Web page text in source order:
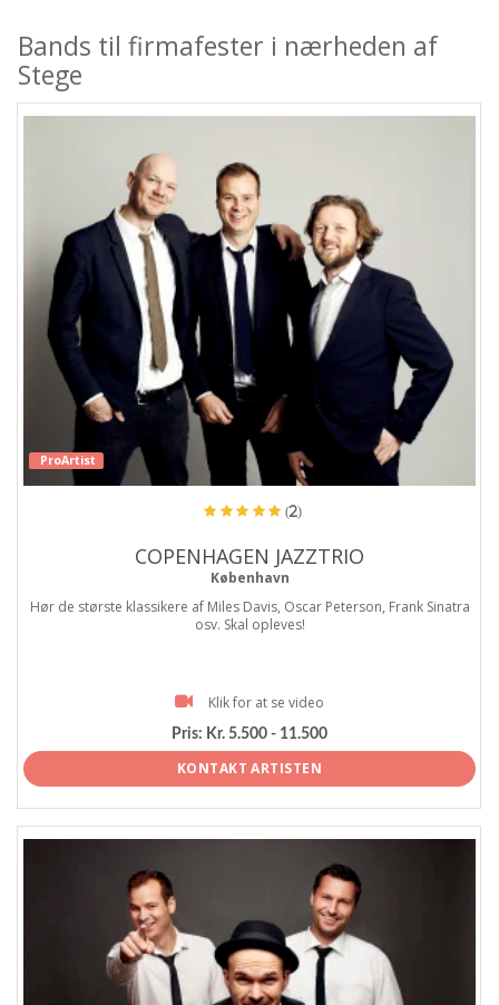
Bands til firmafester i nærheden af
Stege
ProArtist
(2)
COPENHAGEN JAZZTRIO
København
Hør de største klassikere af Miles Davis, Oscar Peterson, Frank Sinatra
osv. Skal opleves!
Klik for at se video
Pris: Kr. 5.500 - 11.500
KONTAKT ARTISTEN